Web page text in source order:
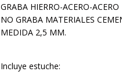
GRABA HIERRO-ACERO-
NO GRABA MATERIALES
MEDIDA 2,5 MM.
Incluye estuche: